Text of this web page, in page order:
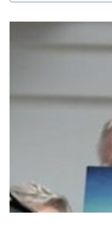
ՂԱՐԱԲԱՂ
ՊԱՏԵՐԱԶՄԻ 6
ՏԱՐԱԾԱՇՐՋԱՆ
ՍՊՈՐՏ